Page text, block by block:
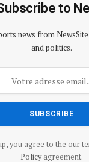
to
news from
and politics.
you agree to the our
Policyagreement.